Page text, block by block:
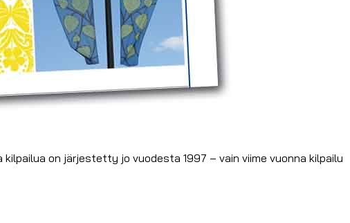
on järjestetty jo vuodesta 1997 – vain viime vuonna kilpailu